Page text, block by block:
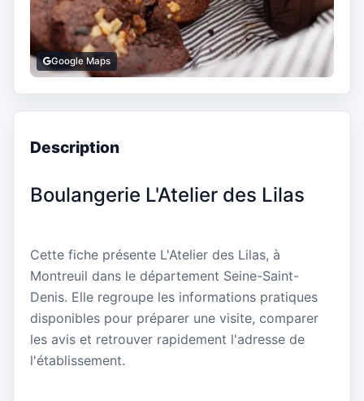
Google Maps
Description
Boulangerie L'Atelier des Lilas
Cette fiche présente L'Atelier des Lilas, à
Montreuil dans le département Seine-Saint-
Denis. Elle regroupe les informations pratiques
disponibles pour préparer une visite, comparer
les avis et retrouver rapidement l'adresse de
l'établissement.